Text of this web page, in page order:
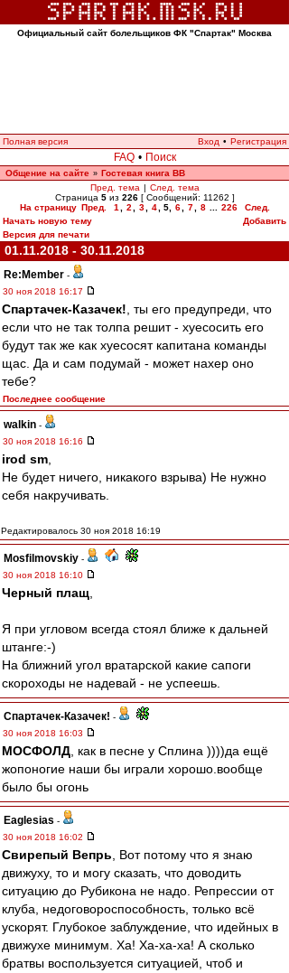
Официальный сайт болельщиков ФК "Спартак" Москва
Полная версия Вход • Регистрация
FAQ • Поиск
Общение на сайте » Гостевая книга ВВ
Пред. тема | След. тема
Страница 5из 226[ Сообщений: 11262 ]
На страницу Пред. 1 2 3 4 5, 6 7 8 226
След.
Начать новую тему
Добавить
Версия для печати
01.11.2018 - 30.11.2018
Re:Member -
30 ноя 2018 16:17
Спартачек-Казачек! , ты его предупреди, что
если что не так толпа решит - хуесосить его
будут так же как хуесосят капитана команды
щас. Да и сам подумай - может нахер оно
тебе?
Последнее сообщение
walkin -
30 ноя 2018 16:16
irod sm
Не будет ничего, никакого взрыва) Не нужно
себя накручивать.
Редактировалось 30 ноя 2018 16:19
Mosfilmovskiy -
30 ноя 2018 16:10
Черный плащ
Я при угловом всегда стоял ближе к дальней
штанге:-)
На ближний угол вратарской какие сапоги
скороходы не надевай - не успеешь.
Спартачек-Казачек! -
30 ноя 2018 16:03
МОСФОЛД , как в песне у Сплина ))))да ещё
жопоногие наши бы играли хорошо.вообще
было бы огонь
Eaglesias -
30 ноя 2018 16:02
Свирепый Вепрь , Вот потому что я знаю
движуху, то и могу сказать, что доводить
ситуацию до Рубикона не надо. Репрессии от
клуба, недоговороспособность, только всё
ускорят. Глубокое заблуждение, что идейных в
движухе минимум. Ха! Ха-ха-ха! А сколько
братвы воспользуется ситуацией, чтоб и